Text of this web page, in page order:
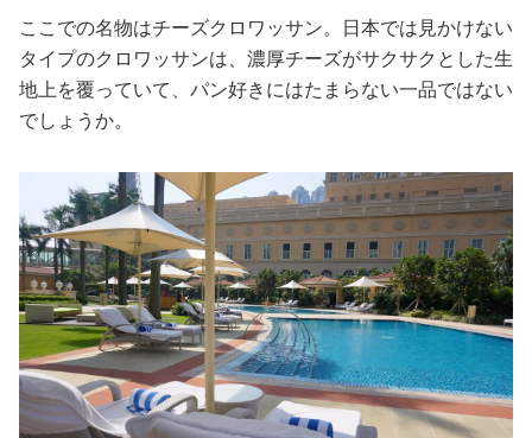
ここでの名物はチーズクロワッサン。日本では見かけない
タイプのクロワッサンは、濃厚チーズがサクサクとした生
地上を覆っていて、パン好きにはたまらない一品ではない
でしょうか。